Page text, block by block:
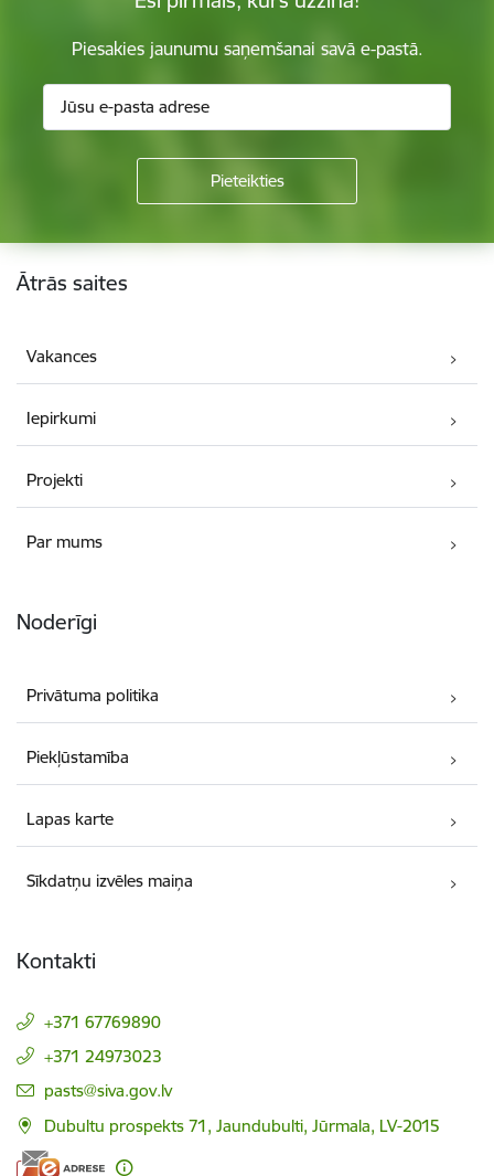
Piesakies jaunumu saņemšanai savā e-pastā.
Kājene
Ātrās saites
Vakances
Iepirkumi
Projekti
Par mums
Noderīgi
Privātuma politika
Piekļūstamība
Lapas karte
Sīkdatņu izvēles maiņa
Kontakti
+371 67769890
+371 24973023
E-pasts:
pasts@siva.gov.lv
Dubultu prospekts 71, Jaundubulti, Jūrmala, LV-2015